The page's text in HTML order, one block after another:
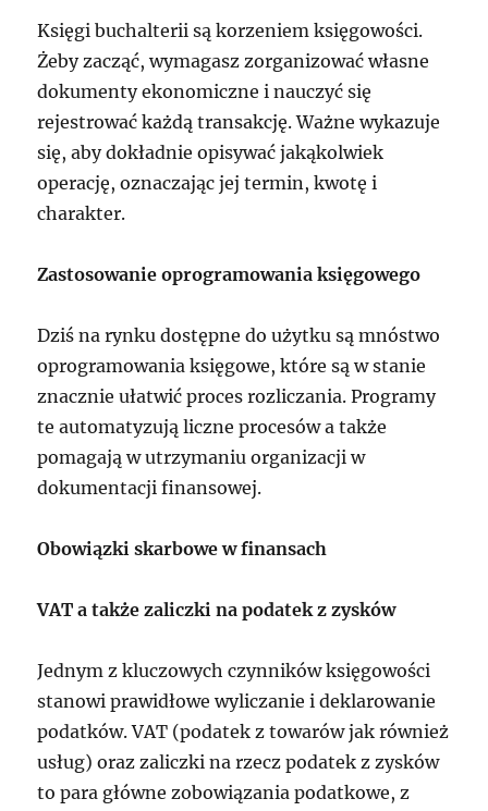
Księgi buchalterii są korzeniem księgowości.
Żeby zacząć, wymagasz zorganizować własne
dokumenty ekonomiczne i nauczyć się
rejestrować każdą transakcję. Ważne wykazuje
się, aby dokładnie opisywać jakąkolwiek
operację, oznaczając jej termin, kwotę i
charakter.
Zastosowanie oprogramowania księgowego
Dziś na rynku dostępne do użytku są mnóstwo
oprogramowania księgowe, które są w stanie
znacznie ułatwić proces rozliczania. Programy
te automatyzują liczne procesów a także
pomagają w utrzymaniu organizacji w
dokumentacji finansowej.
Obowiązki skarbowe w finansach
VAT a także zaliczki na podatek z zysków
Jednym z kluczowych czynników księgowości
stanowi prawidłowe wyliczanie i deklarowanie
podatków. VAT (podatek z towarów jak również
usług) oraz zaliczki na rzecz podatek z zysków
to para główne zobowiązania podatkowe, z